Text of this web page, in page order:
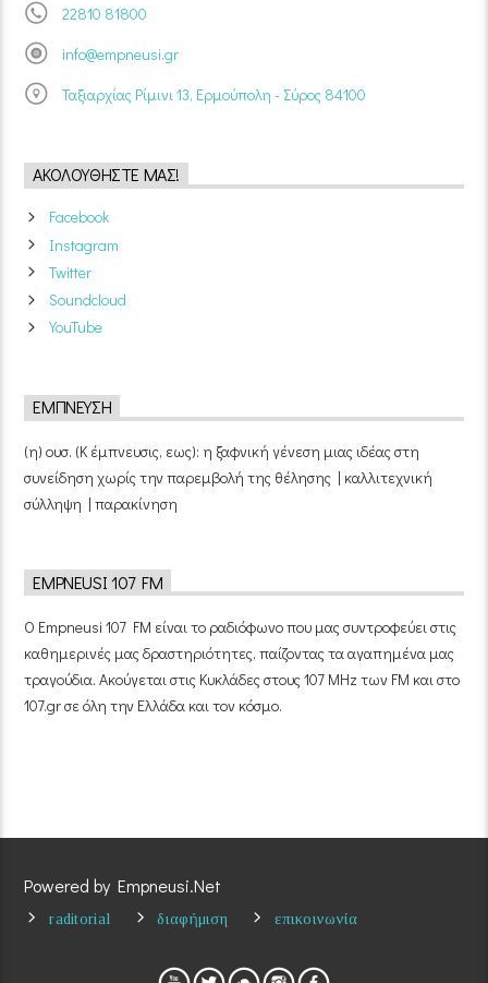
22810 81800
info@empneusi.gr
Ταξιαρχίας Ρίμινι 13, Ερμούπολη - Σύρος 84100
ΑΚΟΛΟΥΘΉΣΤΕ ΜΑΣ!
Facebook
Instagram
Twitter
Soundcloud
YouTube
ΈΜΠΝΕΥΣΗ
(η) ουσ. (Κ έμπνευσις, εως): η ξαφνική γένεση μιας ιδέας στη
συνείδηση χωρίς την παρεμβολή της θέλησης | καλλιτεχνική
σύλληψη | παρακίνηση
EMPNEUSI 107 FM
Ο Empneusi 107 FM είναι το ραδιόφωνο που μας συντροφεύει στις
καθημερινές μας δραστηριότητες, παίζοντας τα αγαπημένα μας
τραγούδια. Ακούγεται στις Κυκλάδες στους 107 MHz των FM και στο
107.gr σε όλη την Ελλάδα και τον κόσμο.
Powered by Empneusi.Net
raditorial διαφήμιση επικοινωνία